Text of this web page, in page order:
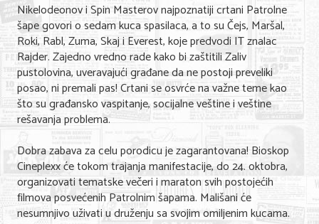
O NAMA
Nikelodeonov i Spin Masterov najpoznatiji crtani Patrolne
šape govori o sedam kuca spasilaca, a to su Čejs, Maršal,
Roki, Rabl, Zuma, Skaj i Everest, koje predvodi IT znalac
Rajder. Zajedno vredno rade kako bi zaštitili Zaliv
pustolovina, uveravajući građane da ne postoji preveliki
posao, ni premali pas! Crtani se osvrće na važne teme kao
što su građansko vaspitanje, socijalne veštine i veštine
rešavanja problema.
Dobra zabava za celu porodicu je zagarantovana! Bioskop
Cineplexx će tokom trajanja manifestacije, do 24. oktobra,
organizovati tematske večeri i maraton svih postojećih
filmova posvećenih Patrolnim šapama. Mališani će
nesumnjivo uživati u druženju sa svojim omiljenim kucama.